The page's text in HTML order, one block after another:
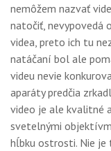
nemôžem nazvať
natočiť, nevypovedá
videa, preto ich tu
natáčaní bol ale
videu nevie
aparáty predčia
video je ale kvalitné
svetelnými
hĺbku ostrosti. Nie je